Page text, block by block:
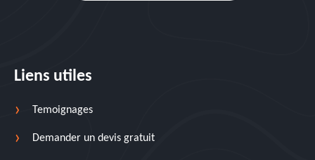
Liens utiles
Temoignages
Demander un devis gratuit